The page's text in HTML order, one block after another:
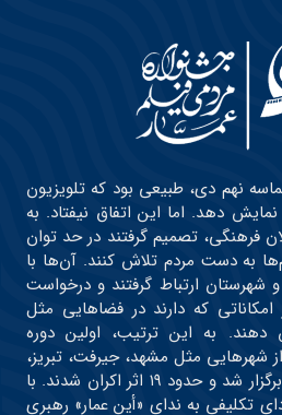
حماسه نهم دی، طبیعی بود که تلویزیون
دهد. اما این اتفاق نیفتاد. به
فرهنگی، تصمیم گرفتند در حد توان
به دست مردم تلاش کنند. آن‌ها با
شهرستان ارتباط گرفتند و درخواست
امکاناتی که دارند در فضاهایی مثل
به این ترتیب، اولین دوره
حدود ۳۰ نقطه از شهرهایی مثل مشهد، جیرفت، تبریز،
تهران و… به صورت مردمی برگزار شد و حدود ۱۹ اثر اکران شدند. با
تکلیفی به ندای «أین عمار» رهبری